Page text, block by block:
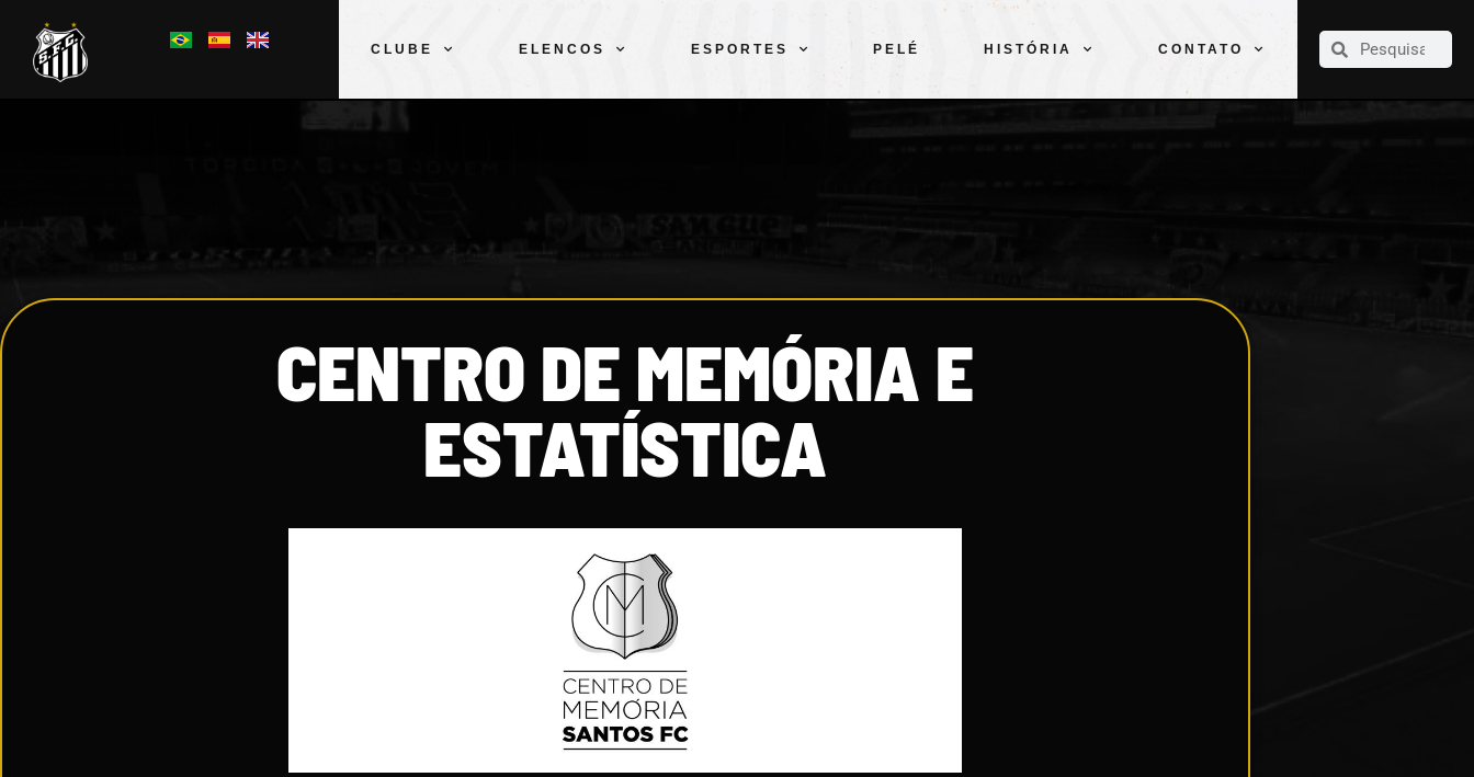
CLUBE ELENCOS ESPORTES PELÉ HISTÓRIA CONTATO
CLUBE
CENTRO DE MEMÓRIA E
ESTATÍSTICA